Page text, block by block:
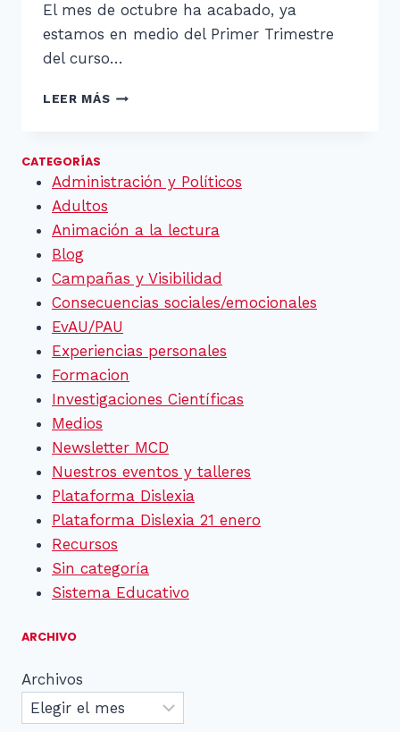
El mes de octubre ha acabado, ya
estamos en medio del Primer Trimestre
del curso…
LEER MÁSRESUMEN
CATEGORÍAS
Administración y Políticos
Adultos
Animación a la lectura
Blog
Campañas y Visibilidad
Consecuencias sociales/emocionales
EvAU/PAU
Experiencias personales
Formacion
Investigaciones Científicas
Medios
Newsletter MCD
Nuestros eventos y talleres
Plataforma Dislexia
Plataforma Dislexia 21 enero
Recursos
Sin categoría
Sistema Educativo
ARCHIVO
Archivos